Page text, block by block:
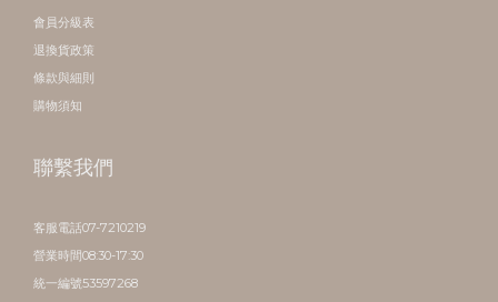
會員分級表
退換貨政策
條款與細則
購物須知
聯繫我們
客服電話07-7210219
營業時間08:30-17:30
統一編號53597268